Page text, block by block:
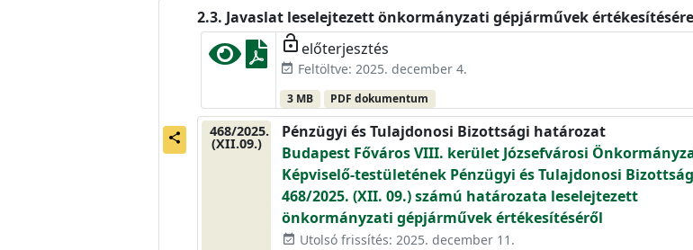
share
Javaslat leselejtezett önkormányzati gépjárművek
lock_open előterjesztés
event_available Feltöltve: 2025. december 4.
3 MB PDF dokumentum
468/2025.
(XII.09.)
Pénzügyi és Tulajdonosi Bizottsági határozat
Budapest Főváros VIII. kerület Józsefvárosi
Képviselő-testületének Pénzügyi és Tulajdonosi
468/2025. (XII. 09.) számú határozata leselejtezett
önkormányzati gépjárművek értékesítéséről
event_available Utolsó frissítés: 2025. december 11.